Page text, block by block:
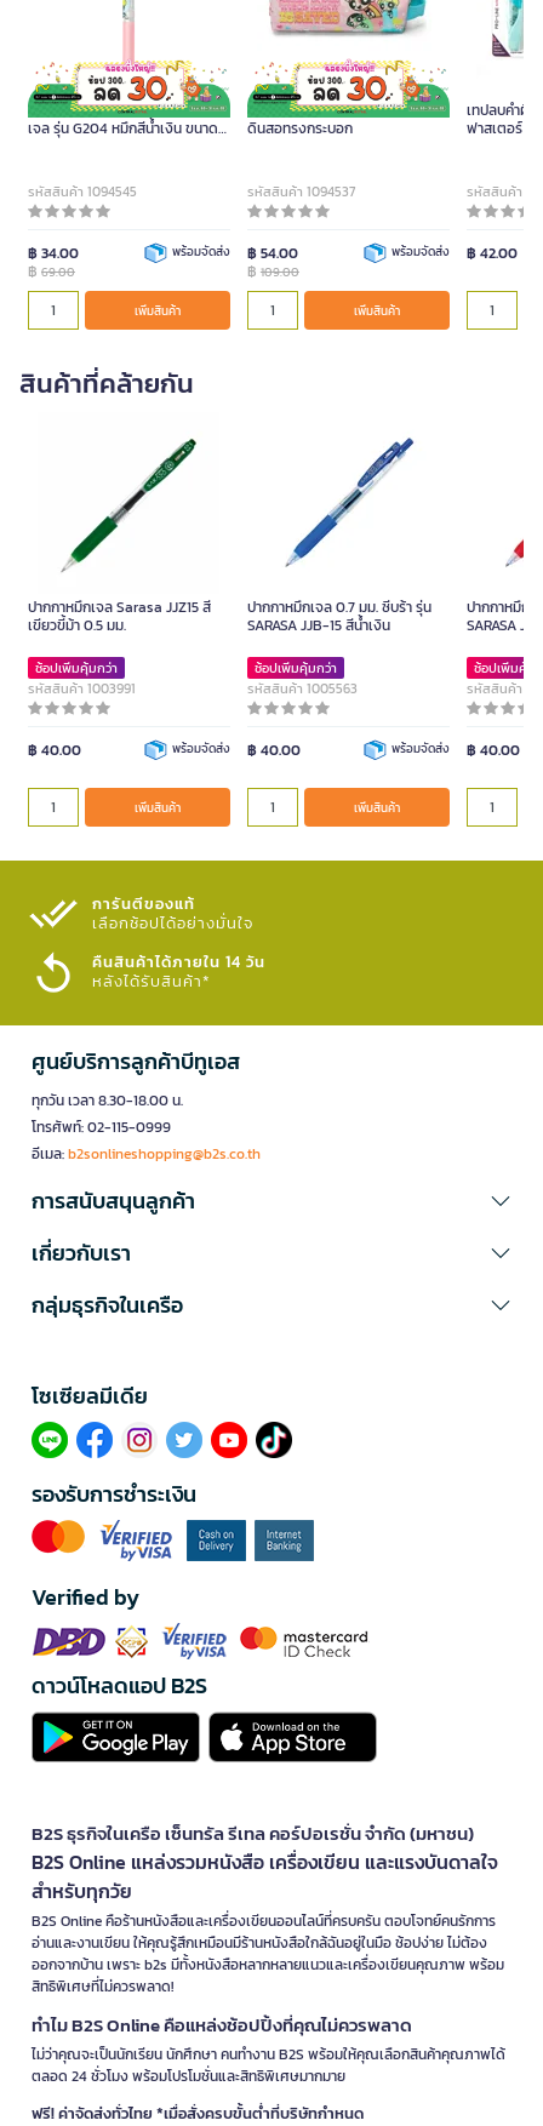
THE POWERPUFF GIRLS ปากกา
เจล รุ่น G204 หมึกสีน้ำเงิน ขนาด
รหัสสินค้า 1094545
฿ 34.00
฿ 69.00
พร้อมจัดส่ง
เพิ่มสินค้า
THE POWERPUFF GIRLS กระเป๋า
ดินสอทรงกระบอก
รหัสสินค้า 1094537
฿ 54.00
฿ 109.00
พร้อมจัดส่ง
เพิ่มสินค้า
เทปลบคำผิด
ฟาสเตอร์ รุ่
รหัสสินค้า
฿ 42.00
สินค้าที่คล้ายกัน
ปากกาหมึกเจล Sarasa JJZ15 สี
เขียวขี้ม้า 0.5 มม.
ช้อปเพิ่มคุ้มกว่า
รหัสสินค้า 1003991
฿ 40.00 พร้อมจัดส่ง
เพิ่มสินค้า
ปากกาหมึกเจล 0.7 มม. ซีบร้า รุ่น
SARASA JJB-15 สีน้ำเงิน
ช้อปเพิ่มคุ้มกว่า
รหัสสินค้า 1005563
฿ 40.00 พร้อมจัดส่ง
เพิ่มสินค้า
ปากกาหมึกเ
SARASA
ช้อปเพิ่มคุ้ม
รหัสสินค้า
฿ 40.00
การันตีของแท้
เลือกช้อปได้อย่างมั่นใจ​
คืนสินค้าได้ภายใน 14 วัน
หลังได้รับสินค้า*
ศูนย์บริการลูกค้าบีทูเอส
ทุกวัน เวลา 8.30-18.00 น.
โทรศัพท์: 02-115-0999
อีเมล:b2sonlineshopping@b2s.co.th
การสนับสนุนลูกค้า
เกี่ยวกับเรา
กลุ่มธุรกิจในเครือ
โซเซียลมีเดีย​
รองรับการชำระเงิน
Verified by
ดาวน์โหลดแอป B2S
B2S ธุรกิจในเครือ เซ็นทรัล รีเทล คอร์ปอเรชั่น จำกัด (มหาชน)
B2S Online แหล่งรวมหนังสือ เครื่องเขียน และแรงบันดาลใจ
สำหรับทุกวัย
B2S Online คือร้านหนังสือและเครื่องเขียนออนไลน์ที่ครบครัน ตอบโจทย์คนรักการ
อ่านและงานเขียน ให้คุณรู้สึกเหมือนมีร้านหนังสือใกล้ฉันอยู่ในมือ ช้อปง่าย ไม่ต้อง
ออกจากบ้าน เพราะ b2s มีทั้งหนังสือหลากหลายแนวและเครื่องเขียนคุณภาพ พร้อม
สิทธิพิเศษที่ไม่ควรพลาด!
ทำไม B2S Online คือแหล่งช้อปปิ้งที่คุณไม่ควรพลาด
ไม่ว่าคุณจะเป็นนักเรียน นักศึกษา คนทำงาน B2S พร้อมให้คุณเลือกสินค้าคุณภาพได้
ตลอด 24 ชั่วโมง พร้อมโปรโมชั่นและสิทธิพิเศษมากมาย
ฟรี! ค่าจัดส่งทั่วไทย *เมื่อสั่งครบขั้นต่ำที่บริษัทกำหนด